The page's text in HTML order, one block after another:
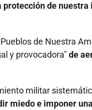
de
de Nuestra
y provocadora" de
militar
miedo e imponer